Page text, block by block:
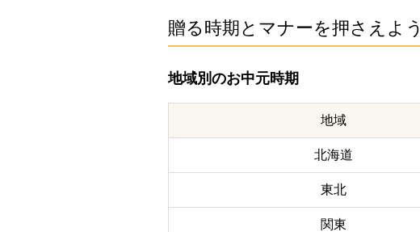
贈る時期とマナーを押さえよう
地域別のお中元時期
地域
北海道
東北
関東